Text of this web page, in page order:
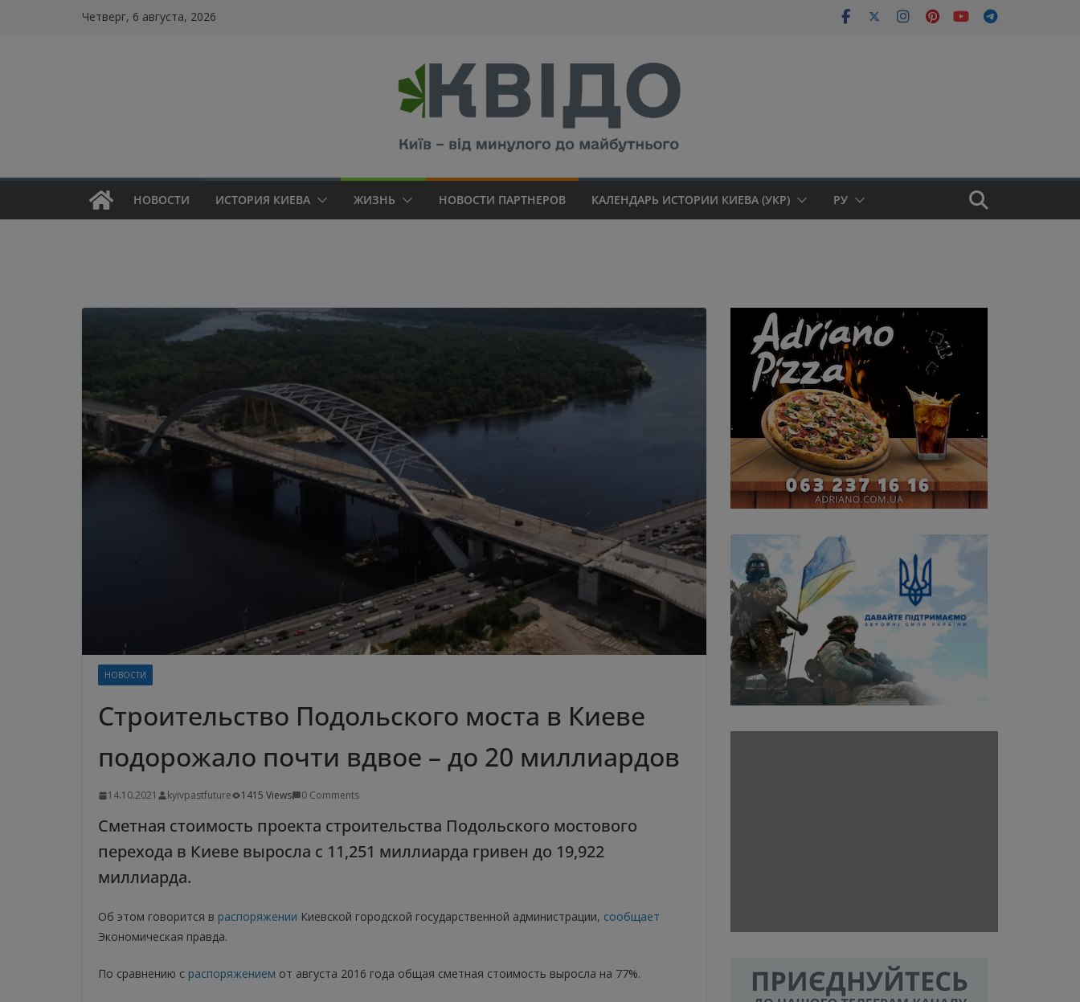
Четверг, 6 августа, 2026
НОВОСТИ ИСТОРИЯ КИЕВА ЖИЗНЬ НОВОСТИ ПАРТНЕРОВ КАЛЕНДАРЬ ИСТОРИИ КИЕВА (УКР) РУ
НОВОСТИ
Строительство Подольского моста в Киеве
подорожало почти вдвое – до 20 миллиардов
14.10.2021 kyivpastfuture 1415 Views 0 Comments
Сметная стоимость проекта строительства Подольского мостового
перехода в Киеве выросла с 11,251 миллиарда гривен до 19,922
миллиарда.
Об этом говорится в распоряжении Киевской городской государственной администрации, сообщает
Экономическая правда.
По сравнению с распоряжением от августа 2016 года общая сметная стоимость выросла на 77%.